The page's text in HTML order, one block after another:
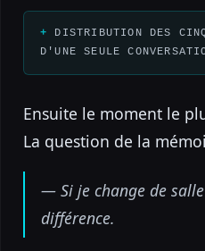
DISTRIBUTION DES
D'UNE SEULE
Ensuite le moment le
La question de la
— Si je change de
différence.